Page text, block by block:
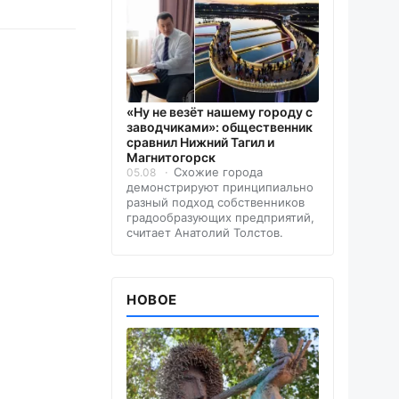
«Ну не везёт нашему городу с
заводчиками»: общественник
сравнил Нижний Тагил и
Магнитогорск
05.08
Схожие города
демонстрируют принципиально
разный подход собственников
градообразующих предприятий,
считает Анатолий Толстов.
НОВОЕ